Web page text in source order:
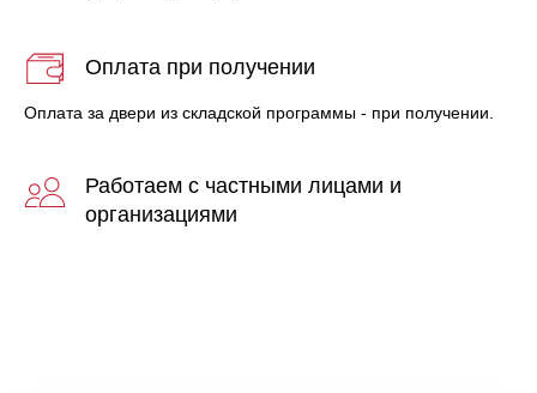
Оплата при получении
Оплата за двери из складской программы - при получении.
Работаем с частными лицами и
организациями